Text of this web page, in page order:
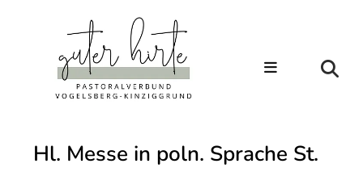
Hl. Messe in poln. Sprache St.